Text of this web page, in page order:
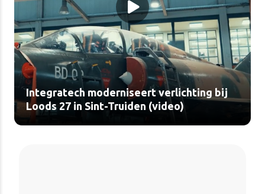
Integratech moderniseert verlichting bij
Loods 27 in Sint-Truiden (video)